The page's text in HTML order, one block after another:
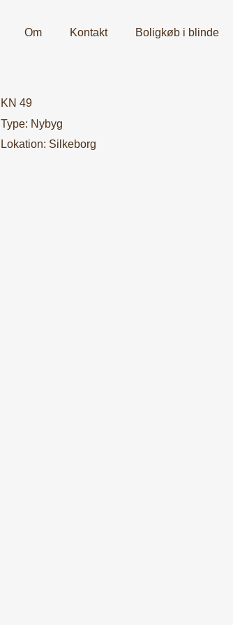
Om Kontakt Boligkøb i blinde
KN 49
Type: Nybyg
Lokation: Silkeborg